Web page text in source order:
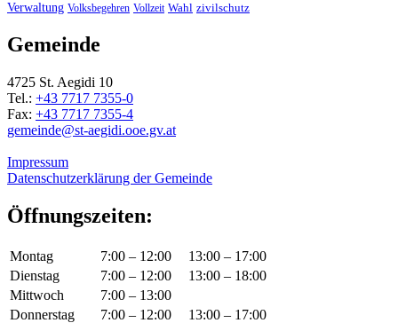
Verwaltung Volksbegehren Vollzeit Wahl zivilschutz
Gemeinde
4725 St. Aegidi 10
Tel.: +43 7717 7355-0
Fax: +43 7717 7355-4
gemeinde@st-aegidi.ooe.gv.at
Impressum
Datenschutzerklärung der Gemeinde
Öffnungszeiten:
Montag 7:00 – 12:00
13:00 – 17:00
Dienstag
7:00 – 12:00
13:00 – 18:00
Mittwoch
7:00 – 13:00
Donnerstag
7:00 – 12:00 13:00 – 17:00